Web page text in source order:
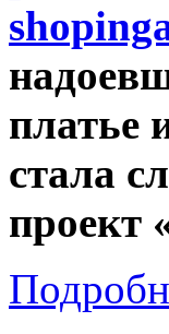
платье
стала
проект